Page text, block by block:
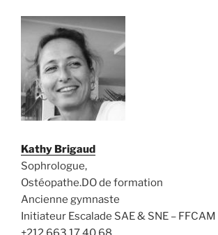
Kathy Brigaud
Sophrologue,
Ostéopathe.DO de formation
Ancienne gymnaste
Initiateur Escalade SAE & SNE – FFCAM